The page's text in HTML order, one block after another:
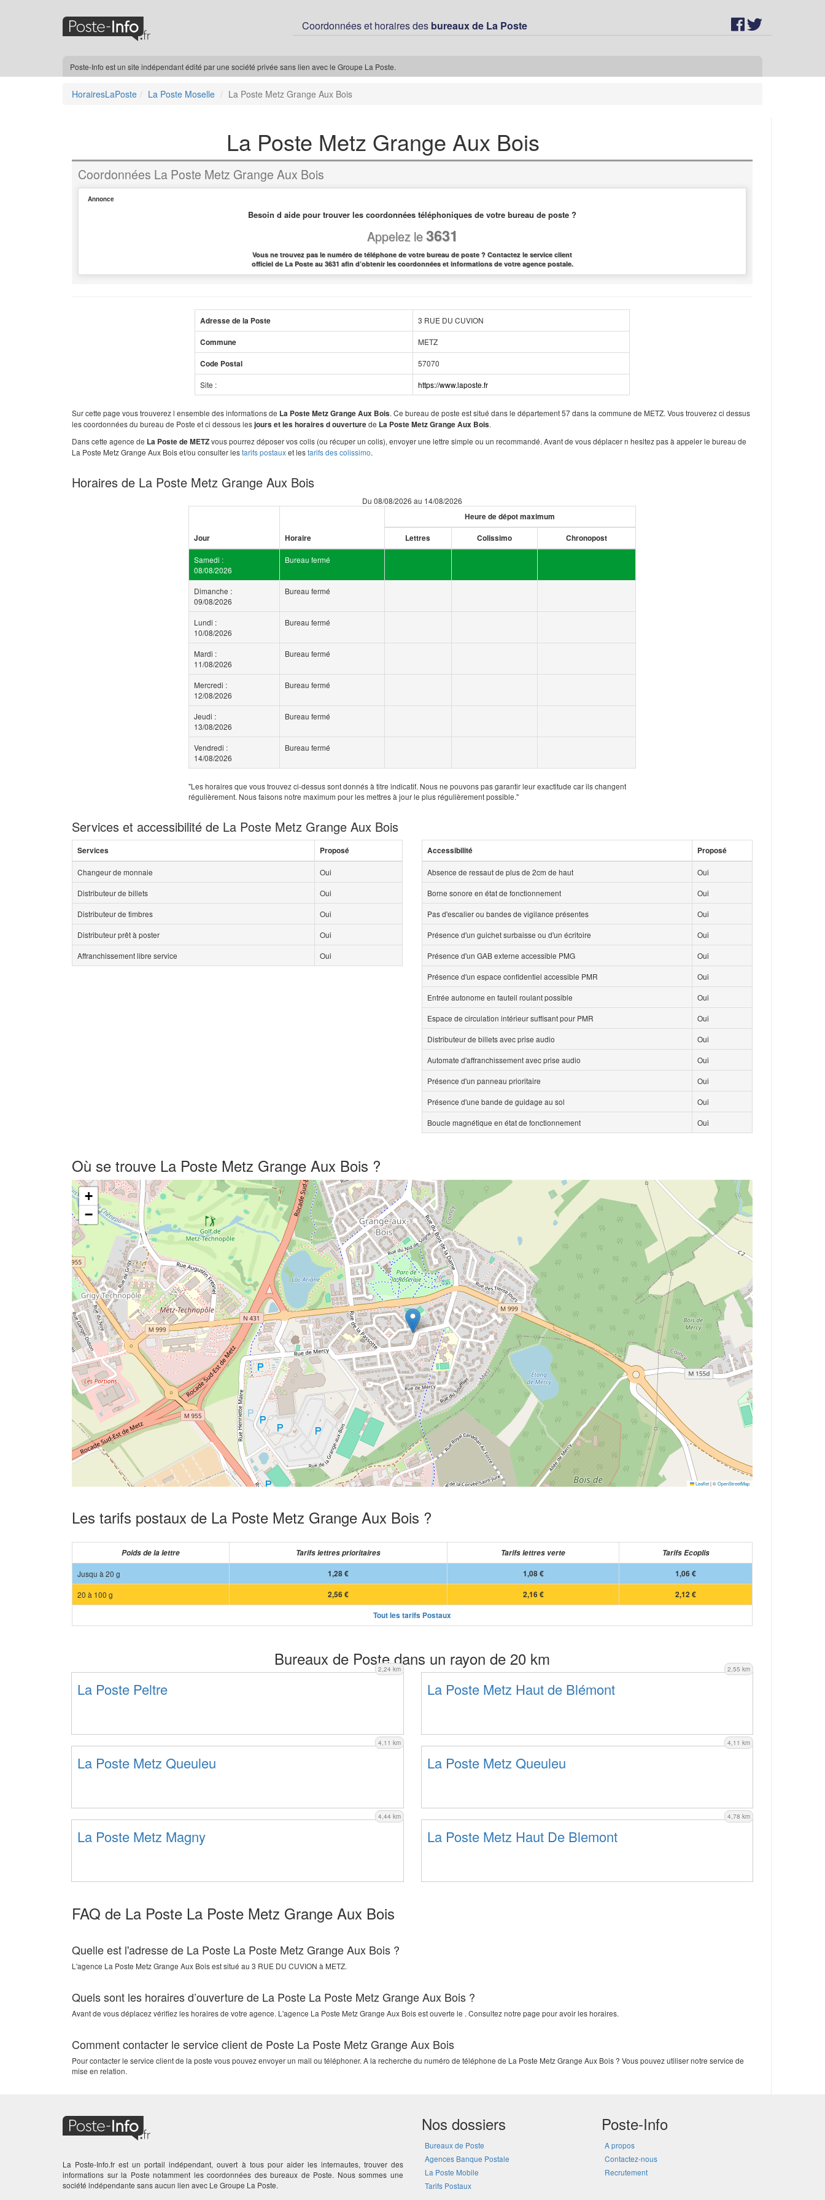
Coordonnées et horaires des bureaux de La Poste
Poste-Info est un site indépendant édité par une société privée sans lien avec le Groupe La Poste.
HorairesLaPoste La Poste Moselle La Poste Metz Grange Aux Bois
La Poste Metz Grange Aux Bois
Coordonnées La Poste Metz Grange Aux Bois
Annonce
Besoin d aide pour trouver les coordonnées téléphoniques de votre bureau de poste ?
Appelez le3631
Vous ne trouvez pas le numéro de téléphone de votre bureau de poste ? Contactez le service client
officiel de La Poste au 3631 afin d’obtenir les coordonnées et informations de votre agence postale.
Adresse de la Poste 3 RUE DU CUVION
Commune METZ
Code Postal 57070
Site : https://www.laposte.fr
Sur cette page vous trouverez l ensemble des informations de La Poste Metz Grange Aux Bois. Ce bureau de poste est situé dans le département 57 dans la commune de METZ. Vous trouverez ci dessus
les coordonnées du bureau de Poste et ci dessous lesjours et les horaires d ouverturede La Poste Metz Grange Aux Bois.
Dans cette agence de La Poste de METZvous pourrez déposer vos colis (ou récuper un colis), envoyer une lettre simple ou un recommandé. Avant de vous déplacer n hesitez pas à appeler le bureau de
La Poste Metz Grange Aux Bois et/ou consulter lestarifs postauxet lestarifs des colissimo.
Horaires de La Poste Metz Grange Aux Bois
Du 08/08/2026 au 14/08/2026
Jour Horaire
Heure de dépot maximum
Lettres Colissimo Chronopost
Samedi :
08/08/2026
Bureau fermé
Dimanche :
09/08/2026
Bureau fermé
Lundi :
10/08/2026
Bureau fermé
Mardi :
11/08/2026
Bureau fermé
Mercredi :
12/08/2026
Bureau fermé
Jeudi :
13/08/2026
Bureau fermé
Vendredi :
14/08/2026
Bureau fermé
"Les horaires que vous trouvez ci-dessus sont donnés à titre indicatif. Nous ne pouvons pas garantir leur exactitude car ils changent
régulièrement. Nous faisons notre maximum pour les mettres à jour le plus régulièrement possible."
Services et accessibilité de La Poste Metz Grange Aux Bois
Services Proposé
Changeur de monnaie
Oui
Distributeur de billets
Oui
Distributeur de timbres
Oui
Distributeur prêt à poster
Oui
Affranchissement libre service
Oui
Accessibilité Proposé
Absence de ressaut de plus de 2cm de haut
Oui
Borne sonore en état de fonctionnement
Oui
Pas d'escalier ou bandes de vigilance présentes
Oui
Présence d'un guichet surbaisse ou d'un écritoire
Oui
Présence d'un GAB externe accessible PMG
Oui
Présence d'un espace confidentiel accessible PMR
Oui
Entrée autonome en fauteil roulant possible
Oui
Espace de circulation intérieur suffisant pour PMR
Oui
Distributeur de billets avec prise audio
Oui
Automate d'affranchissement avec prise audio
Oui
Présence d'un panneau prioritaire
Oui
Présence d'une bande de guidage au sol
Oui
Boucle magnétique en état de fonctionnement
Oui
Où se trouve La Poste Metz Grange Aux Bois ?
+
−
Leaflet|©OpenStreetMap
Les tarifs postaux de La Poste Metz Grange Aux Bois ?
Poids de la lettre Tarifs lettres prioritaires Tarifs lettres verte
Tarifs Ecoplis
Jusqu à 20 g
1,28 € 1,08 €
1,06 €
20 à 100 g
2,56 € 2,16 €
2,12 €
Tout les tarifs Postaux
Bureaux de Poste dans un rayon de 20 km
2,24 km
La Poste Peltre
2,55 km
La Poste Metz Haut de Blémont
4,11 km
La Poste Metz Queuleu
4,11 km
La Poste Metz Queuleu
4,44 km
La Poste Metz Magny
4,78 km
La Poste Metz Haut De Blemont
FAQ de La Poste La Poste Metz Grange Aux Bois
Quelle est l'adresse de La Poste La Poste Metz Grange Aux Bois ?
L'agence La Poste Metz Grange Aux Boisest situé au 3 RUE DU CUVION à METZ.
Quels sont les horaires d’ouverture de La Poste La Poste Metz Grange Aux Bois ?
Avant de vous déplacez vérifiez les horaires de votre agence. L'agence La Poste Metz Grange Aux Bois est ouverte le . Consultez notre page pour avoir les horaires.
Comment contacter le service client de Poste La Poste Metz Grange Aux Bois
Pour contacter le service client de la poste vous pouvez envoyer un mail ou téléphoner. A la recherche du numéro de téléphone de La Poste Metz Grange Aux Bois ? Vous pouvez utiliser notre service de
mise en relation.
La Poste-Info.fr est un portail indépendant, ouvert à tous pour aider les internautes, trouver des
informations sur la Poste notamment les coordonnées des bureaux de Poste. Nous sommes une
société indépendante sans aucun lien avec Le Groupe La Poste.
Nos dossiers
Bureaux de Poste
Agences Banque Postale
La Poste Mobile
Tarifs Postaux
Poste-Info
A propos
Contactez-nous
Recrutement